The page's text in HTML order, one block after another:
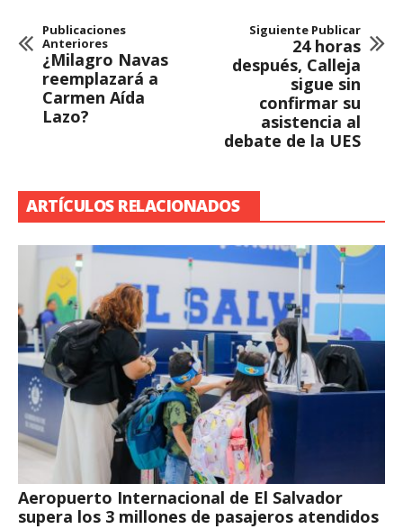
Publicaciones
Anteriores
¿Milagro Navas
reemplazará a
Carmen Aída
Lazo?
Siguiente Publicar
24 horas
después, Calleja
sigue sin
confirmar su
asistencia al
debate de la UES
ARTÍCULOS RELACIONADOS
Aeropuerto Internacional de El Salvador
supera los 3 millones de pasajeros atendidos